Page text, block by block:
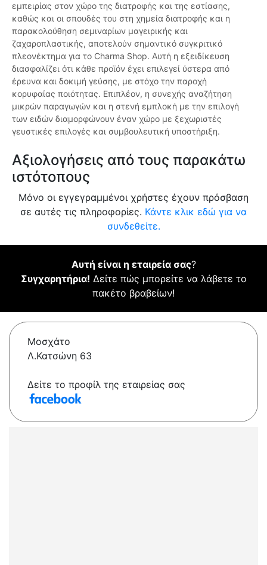
εμπειρίας στον χώρο της διατροφής και της εστίασης,
καθώς και οι σπουδές του στη χημεία διατροφής και η
παρακολούθηση σεμιναρίων μαγειρικής και
ζαχαροπλαστικής, αποτελούν σημαντικό συγκριτικό
πλεονέκτημα για το Charma Shop. Αυτή η εξειδίκευση
διασφαλίζει ότι κάθε προϊόν έχει επιλεγεί ύστερα από
έρευνα και δοκιμή γεύσης, με στόχο την παροχή
κορυφαίας ποιότητας. Επιπλέον, η συνεχής αναζήτηση
μικρών παραγωγών και η στενή εμπλοκή με την επιλογή
των ειδών διαμορφώνουν έναν χώρο με ξεχωριστές
γευστικές επιλογές και συμβουλευτική υποστήριξη.
Αξιολογήσεις από τους παρακάτω
ιστότοπους
Μόνο οι εγγεγραμμένοι χρήστες έχουν πρόσβαση
σε αυτές τις πληροφορίες. Κάντε κλικ εδώ για να
συνδεθείτε.
Αυτή είναι η εταιρεία σας?
Συγχαρητήρια! Δείτε πώς μπορείτε να λάβετε το
πακέτο βραβείων!
Μοσχάτο
Λ.Κατσώνη 63
Δείτε το προφίλ της εταιρείας σας